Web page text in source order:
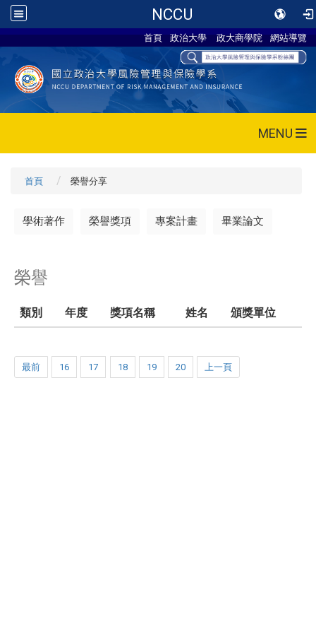
NCCU
首頁 政治大學 政大商學院 網站導覽
MENU
首頁 榮譽分享
學術著作 榮譽獎項 專案計畫 畢業論文
榮譽
類別 年度 獎項名稱 姓名 頒獎單位
最前 16 17 18 19 20 上一頁